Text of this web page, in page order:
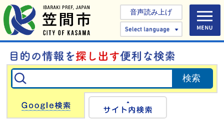
音声読み上げ
Select
Google検索